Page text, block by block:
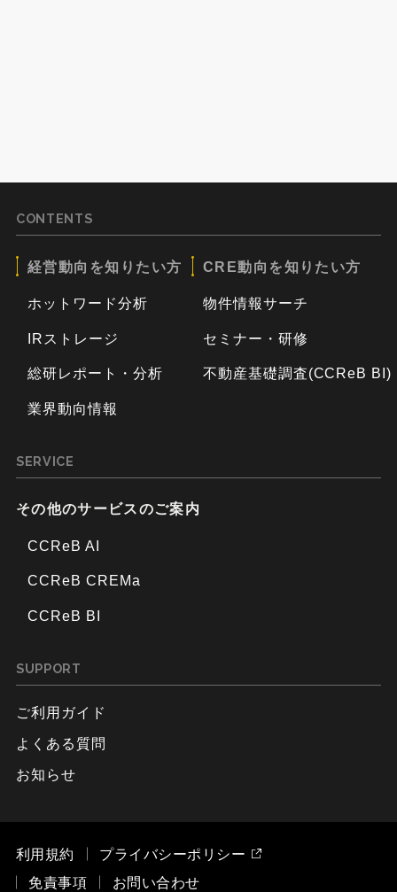
CONTENTS
経営動向を知りたい方
ホットワード分析
IRストレージ
総研レポート・分析
業界動向情報
CRE動向を知りたい方
物件情報サーチ
セミナー・研修
不動産基礎調査(CCReB BI)
SERVICE
その他のサービスのご案内
CCReB AI
CCReB CREMa
CCReB BI
SUPPORT
ご利用ガイド
よくある質問
お知らせ
利用規約
プライバシーポリシー
免責事項
お問い合わせ